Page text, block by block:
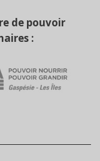
de pouvoir
: